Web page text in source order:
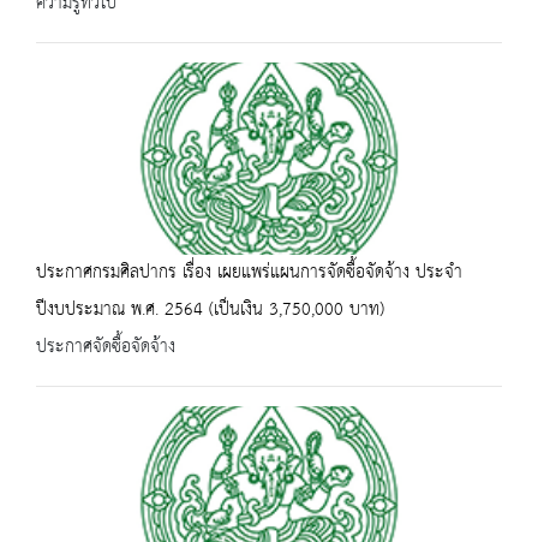
ประกาศกรมศิลปากร เรื่อง เผยแพร่แผนการจัดซื้อจัดจ้าง ประจำ
ปีงบประมาณ พ.ศ. 2564 (เป็นเงิน 3,750,000 บาท)
ประกาศจัดซื้อจัดจ้าง